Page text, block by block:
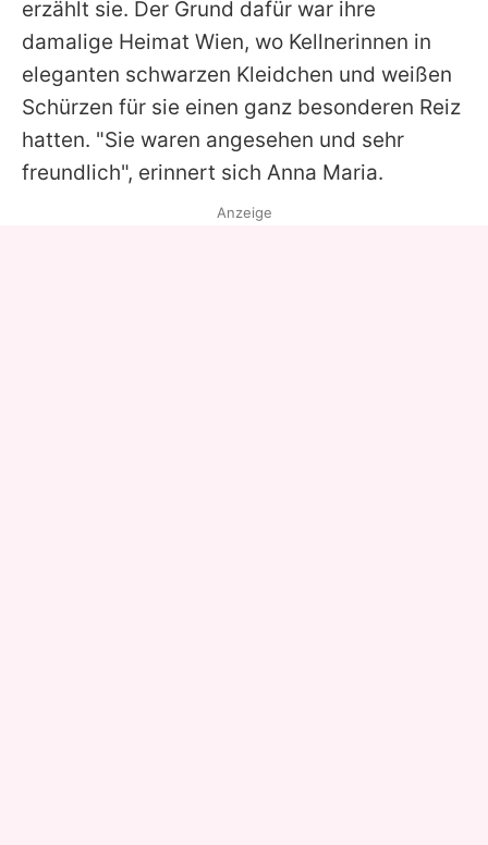
Utiq verwalten
erzählt sie. Der Grund dafür war ihre
damalige Heimat Wien, wo Kellnerinnen in
eleganten schwarzen Kleidchen und weißen
Schürzen für sie einen ganz besonderen Reiz
hatten. "Sie waren angesehen und sehr
freundlich", erinnert sich Anna Maria.
Anzeige